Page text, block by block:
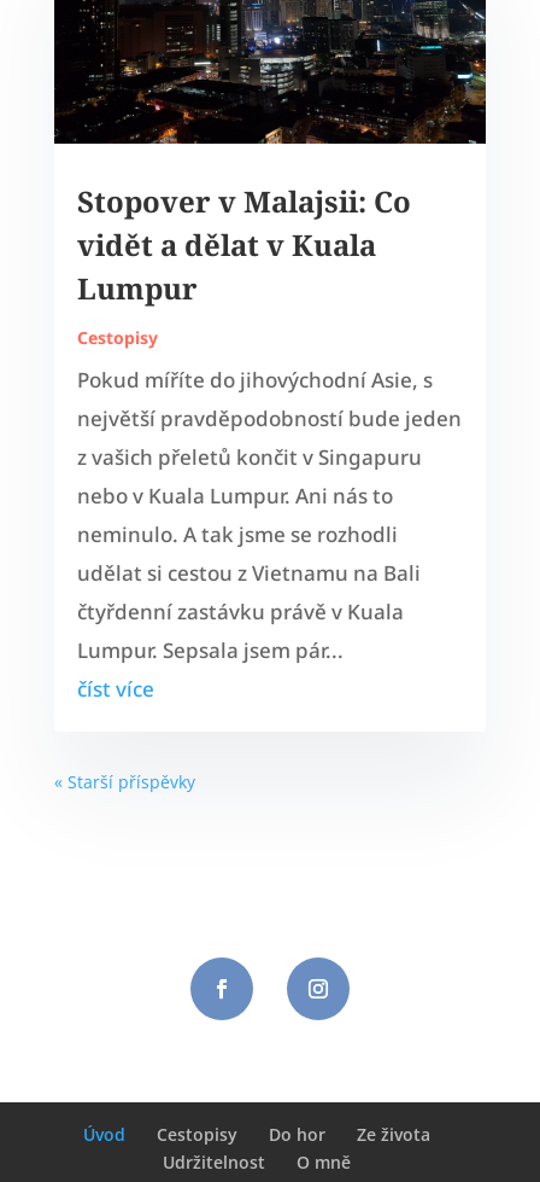
Stopover v Malajsii: Co
vidět a dělat v Kuala
Lumpur
Cestopisy
Pokud míříte do jihovýchodní Asie, s
největší pravděpodobností bude jeden
z vašich přeletů končit v Singapuru
nebo v Kuala Lumpur. Ani nás to
neminulo. A tak jsme se rozhodli
udělat si cestou z Vietnamu na Bali
čtyřdenní zastávku právě v Kuala
Lumpur. Sepsala jsem pár...
číst více
« Starší příspěvky
Úvod Cestopisy Do hor
Ze života
Udržitelnost
O mně